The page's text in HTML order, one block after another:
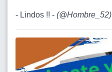
- Lindos !! - (@Hombre_52)